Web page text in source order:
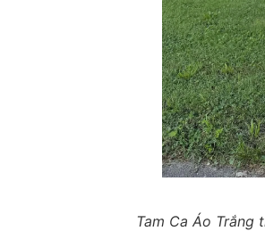
Tam Ca Áo Trắng